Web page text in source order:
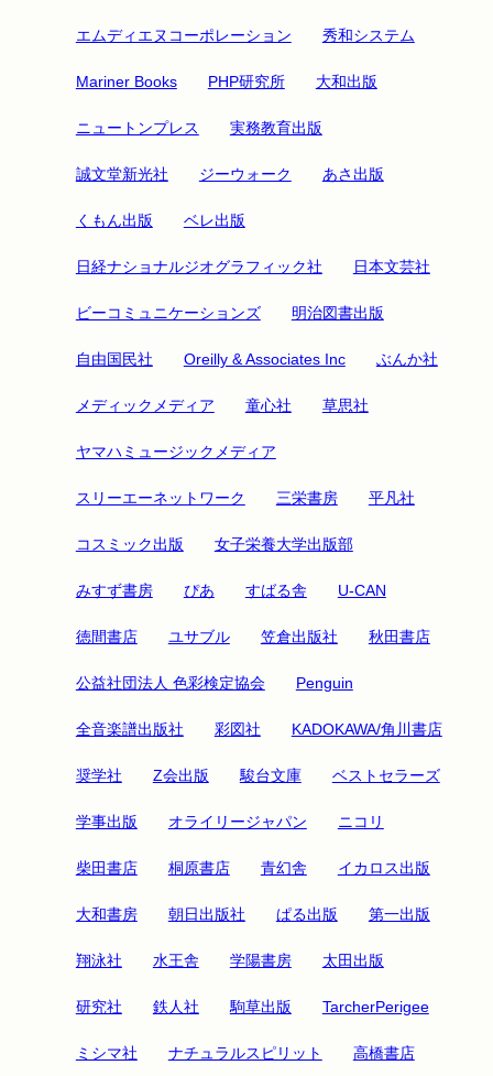
エムディエヌコーポレーション 秀和システム
Mariner Books PHP研究所 大和出版
ニュートンプレス 実務教育出版
誠文堂新光社 ジーウォーク あさ出版
くもん出版 ベレ出版
日経ナショナルジオグラフィック社 日本文芸社
ビーコミュニケーションズ 明治図書出版
自由国民社 Oreilly & Associates Inc ぶんか社
メディックメディア 童心社 草思社
ヤマハミュージックメディア
スリーエーネットワーク 三栄書房 平凡社
コスミック出版 女子栄養大学出版部
みすず書房 ぴあ すばる舎 U-CAN
徳間書店 ユサブル 笠倉出版社 秋田書店
公益社団法人 色彩検定協会 Penguin
全音楽譜出版社 彩図社 KADOKAWA/角川書店
奨学社 Z会出版 駿台文庫 ベストセラーズ
学事出版 オライリージャパン ニコリ
柴田書店 桐原書店 青幻舎 イカロス出版
大和書房 朝日出版社 ぱる出版 第一出版
翔泳社 水王舎 学陽書房 太田出版
研究社 鉄人社 駒草出版 TarcherPerigee
ミシマ社 ナチュラルスピリット 高橋書店